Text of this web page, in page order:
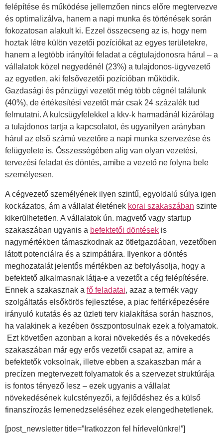
felépítése és működése jellemzően nincs előre megtervezve
és optimalizálva, hanem a napi munka és történések során
fokozatosan alakult ki. Ezzel összecseng az is, hogy nem
hoztak létre külön vezetői pozíciókat az egyes területekre,
hanem a legtöbb irányítói feladat a cégtulajdonosra hárul – a
vállalatok közel negyedénél (23%) a tulajdonos-ügyvezető
az egyetlen, aki felsővezetői pozícióban működik.
Gazdasági és pénzügyi vezetőt még több cégnél találunk
(40%), de értékesítési vezetőt már csak 24 százalék tud
felmutatni. A kulcsügyfelekkel a kkv-k harmadánál kizárólag
a tulajdonos tartja a kapcsolatot, és ugyanilyen arányban
hárul az első számú vezetőre a napi munka szervezése és
felügyelete is. Összességében alig van olyan vezetési,
tervezési feladat és döntés, amibe a vezető ne folyna bele
személyesen.
A cégvezető személyének ilyen szintű, egyoldalú súlya igen
kockázatos, ám a vállalat életének korai szakaszában szinte
kikerülhetetlen. A vállalatok ún. magvető vagy startup
szakaszában ugyanis a befektetői döntések is
nagymértékben támaszkodnak az ötletgazdában, vezetőben
látott potenciálra és a szimpátiára. Ilyenkor a döntés
meghozatalát jelentős mértékben az befolyásolja, hogy a
befektető alkalmasnak látja-e a vezetőt a cég felépítésére.
Ennek a szakasznak a fő feladatai, azaz a termék vagy
szolgáltatás elsőkörös fejlesztése, a piac feltérképezésére
irányuló kutatás és az üzleti terv kialakítása során hasznos,
ha valakinek a kezében összpontosulnak ezek a folyamatok.
Ezt követően azonban a korai növekedés és a növekedés
szakaszában már egy erős vezetői csapat az, amire a
befektetők voksolnak, illetve ebben a szakaszban már a
precízen megtervezett folyamatok és a szervezet struktúrája
is fontos tényező lesz – ezek ugyanis a vállalat
növekedésének kulcstényezői, a fejlődéshez és a külső
finanszírozás lemenedzseléséhez ezek elengedhetetlenek.
[post_newsletter title=”Iratkozzon fel hírlevelünkre!”]